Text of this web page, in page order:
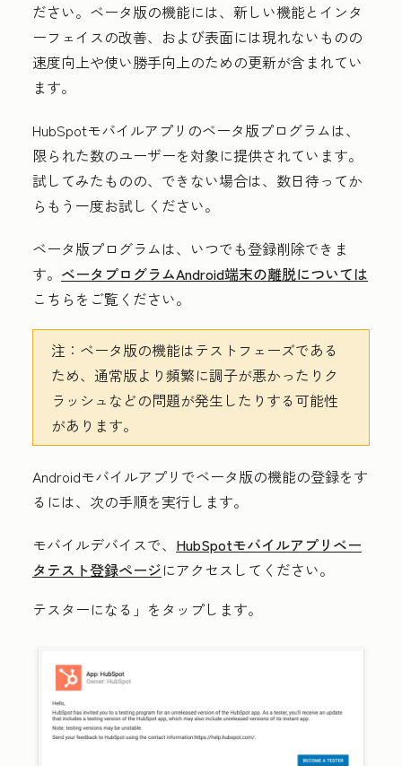
ださい。ベータ版の機能には、新しい機能とインタ
ーフェイスの改善、および表面には現れないものの
速度向上や使い勝手向上のための更新が含まれてい
ます。
HubSpotモバイルアプリのベータ版プログラムは、
限られた数のユーザーを対象に提供されています。
試してみたものの、できない場合は、数日待ってか
らもう一度お試しください。
ベータ版プログラムは、いつでも登録削除できま
す。 ベータプログラムAndroid端末の離脱については
こちらをご覧ください。
注： ベータ版の機能はテストフェーズである
ため、通常版より頻繁に調子が悪かったりク
ラッシュなどの問題が発生したりする可能性
があります。
Androidモバイルアプリでベータ版の機能の登録をす
るには、次の手順を実行します。
モバイルデバイスで、 HubSpotモバイルアプリベー
タテスト登録ページにアクセスしてください。
テスターになる 」をタップします。